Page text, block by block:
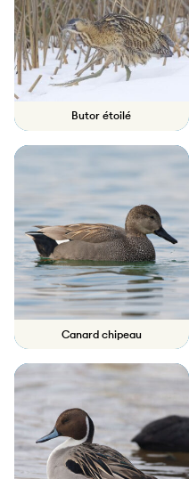
Butor étoilé
Canard chipeau